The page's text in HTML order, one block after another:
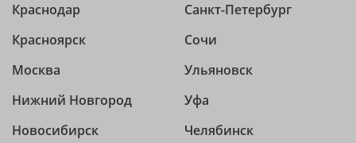
Краснодар
Красноярск
Москва
Нижний Новгород
Новосибирск
Санкт-Петербург
Сочи
Ульяновск
Уфа
Челябинск